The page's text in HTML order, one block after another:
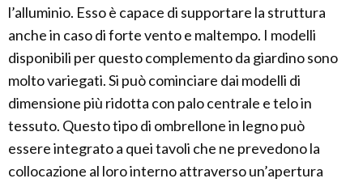
l’alluminio. Esso è capace di supportare la struttura
anche in caso di forte vento e maltempo. I modelli
disponibili per questo complemento da giardino sono
molto variegati. Si può cominciare dai modelli di
dimensione più ridotta con palo centrale e telo in
tessuto. Questo tipo di ombrellone in legno può
essere integrato a quei tavoli che ne prevedono la
collocazione al loro interno attraverso un’apertura